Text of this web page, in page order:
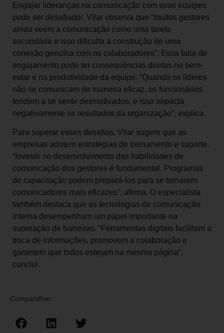
Engajar lideranças na comunicação com suas equipes
pode ser desafiador. Vilar observa que “muitos gestores
ainda veem a comunicação como uma tarefa
secundária e isso dificulta a construção de uma
conexão genuína com os colaboradores”. Essa falta de
engajamento pode ter consequências diretas no bem-
estar e na produtividade da equipe. “Quando os líderes
não se comunicam de maneira eficaz, os funcionários
tendem a se sentir desmotivados, e isso impacta
negativamente os resultados da organização”, explica.
Para superar esses desafios, Vilar sugere que as
empresas adotem estratégias de treinamento e suporte.
“Investir no desenvolvimento das habilidades de
comunicação dos gestores é fundamental. Programas
de capacitação podem prepará-los para se tornarem
comunicadores mais eficazes”, afirma. O especialista
também destaca que as tecnologias de comunicação
interna desempenham um papel importante na
superação de barreiras. “Ferramentas digitais facilitam a
troca de informações, promovem a colaboração e
garantem que todos estejam na mesma página”,
conclui.
Compartilhar: